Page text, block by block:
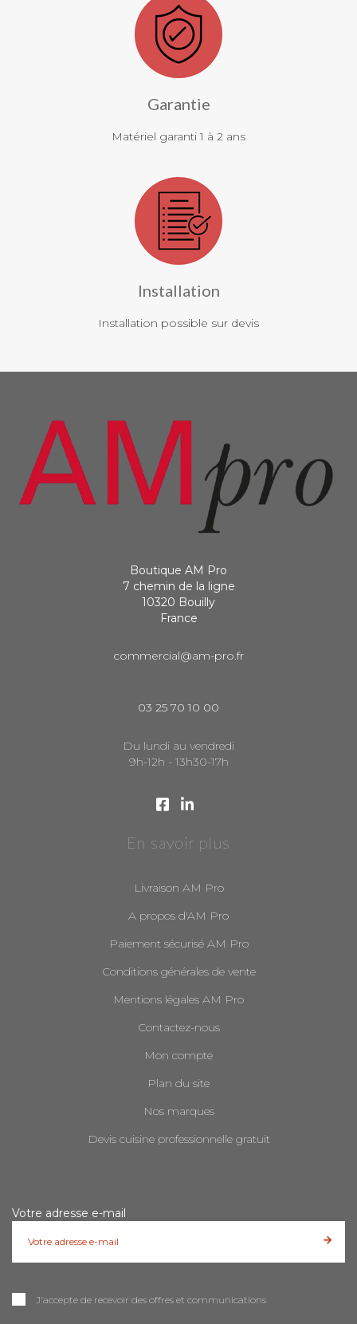
Garantie
Matériel garanti 1 à 2 ans
Installation
Installation possible sur devis
Boutique AM Pro
7 chemin de la ligne
10320 Bouilly
France
commercial@am-pro.fr
03 25 70 10 00
Du lundi au vendredi
9h-12h - 13h30-17h
En savoir plus
Livraison AM Pro
A propos d'AM Pro
Paiement sécurisé AM Pro
Conditions générales de vente
Mentions légales AM Pro
Contactez-nous
Mon compte
Plan du site
Nos marques
Devis cuisine professionnelle gratuit
Votre adresse e-mail
J'accepte de recevoir des offres et communications